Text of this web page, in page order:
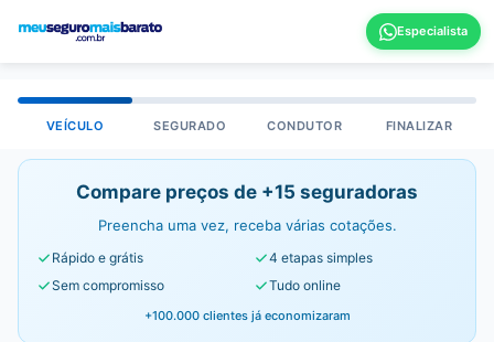
VEÍCULO SEGURADO CONDUTOR FINALIZAR
Compare preços de +15 seguradoras
Preencha uma vez, receba várias cotações.
Rápido e grátis
4 etapas simples
Sem compromisso
Tudo online
+100.000 clientes já economizaram